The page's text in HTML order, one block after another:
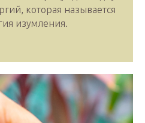
которая называется
изумления.